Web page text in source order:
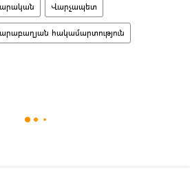
Վարչապետ
հակամարտություն